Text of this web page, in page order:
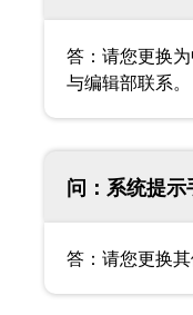
答：请您更换
与编辑部联系。
问：系统提
答：请您更换